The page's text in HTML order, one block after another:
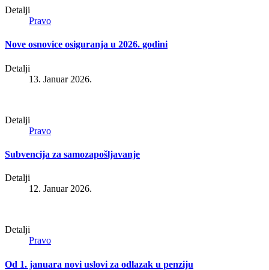
Detalji
Pravo
Nove osnovice osiguranja u 2026. godini
Detalji
13. Januar 2026.
Detalji
Pravo
Subvencija za samozapošljavanje
Detalji
12. Januar 2026.
Detalji
Pravo
Od 1. januara novi uslovi za odlazak u penziju